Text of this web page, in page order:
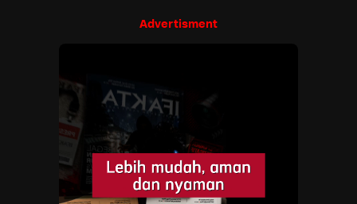
Advertisment